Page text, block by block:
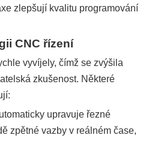
zlepšují kvalitu programování
CNC řízení
vyvíjely, čímž se zvýšila
zkušenost. Některé
upravuje řezné
zpětné vazby v reálném čase,